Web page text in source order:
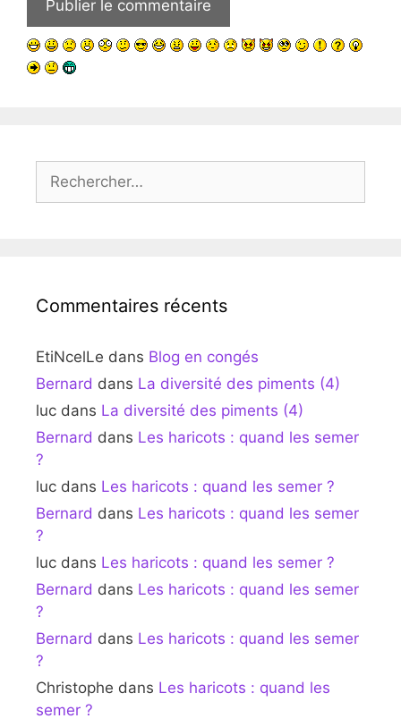
Rechercher :
Commentaires récents
EtiNcelLe dans Blog en congés
Bernard dans La diversité des piments (4)
luc dans La diversité des piments (4)
Bernard dans Les haricots : quand les semer
?
luc dans Les haricots : quand les semer ?
Bernard dans Les haricots : quand les semer
?
luc dans Les haricots : quand les semer ?
Bernard dans Les haricots : quand les semer
?
Bernard dans Les haricots : quand les semer
?
Christophe dans Les haricots : quand les
semer ?